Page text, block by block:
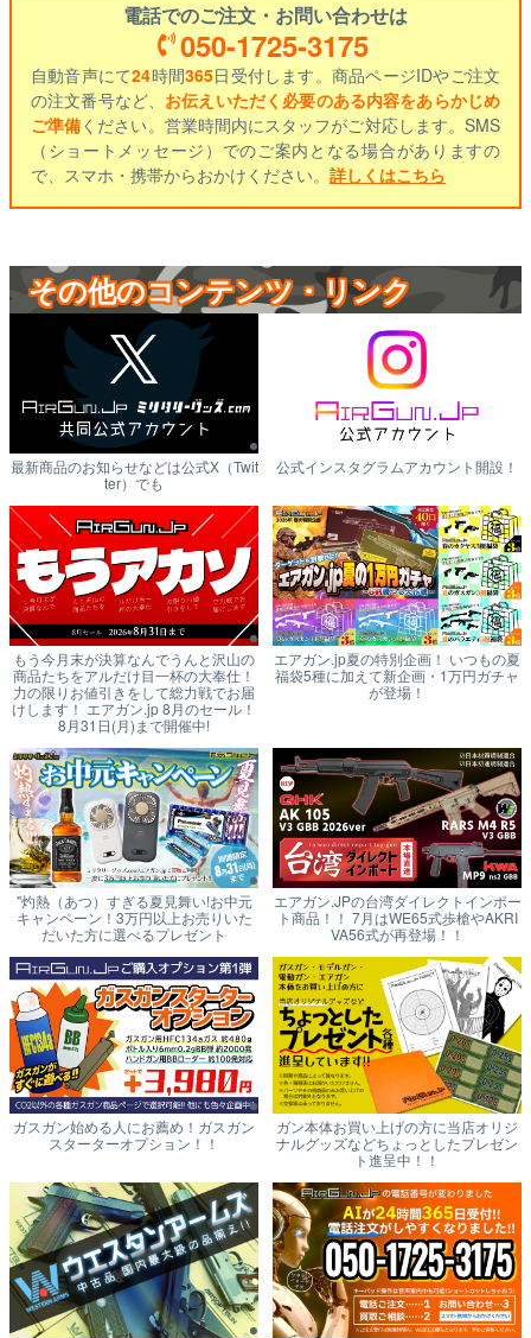
電話でのご注文・お問い合わせは
050-1725-3175
自動音声にて24時間365日受付します。商品ページIDやご注文
の注文番号など、 お伝えいただく必要のある内容をあらかじめ
ご準備ください。営業時間内にスタッフがご対応します。SMS
（ショートメッセージ）でのご案内となる場合がありますの
で、スマホ・携帯からおかけください。 詳しくはこちら
その他のコンテンツ・リンク
最新商品のお知らせなどは公式X（Twit
ter）でも
公式インスタグラムアカウント開設！
もう今月末が決算なんでうんと沢山の
商品たちをアルだけ目一杯の大奉仕！
力の限りお値引きをして総力戦でお届
けします！ エアガン.jp 8月のセール！
8月31日(月)まで開催中!
エアガン.jp夏の特別企画！ いつもの夏
福袋5種に加えて新企画・1万円ガチャ
が登場！
"灼熱（あつ）すぎる夏見舞い!お中元
キャンペーン！3万円以上お売りいた
だいた方に選べるプレゼント
エアガン.JPの台湾ダイレクトインポー
ト商品！！ 7月はWE65式歩槍やAKRI
VA56式が再登場！！
ガスガン始める人にお薦め！ガスガン
スターターオプション！！
ガン本体お買い上げの方に当店オリジ
ナルグッズなどちょっとしたプレゼン
ト進呈中！！